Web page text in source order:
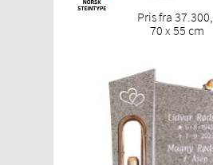
Pris fra
70 x 55 cm